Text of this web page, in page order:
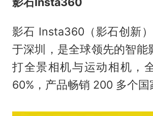
影石 Insta360（影石创新
于深圳，是全球领先的智能
打全景相机与运动相机，
60%，产品畅销 200 多个国